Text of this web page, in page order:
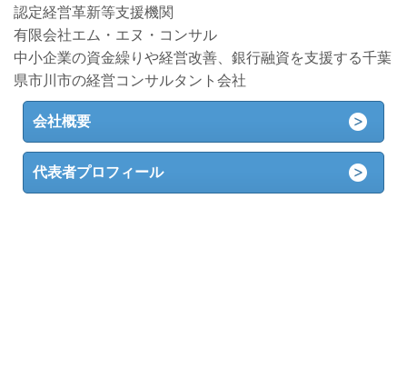
認定経営革新等支援機関
有限会社エム・エヌ・コンサル
中小企業の資金繰りや経営改善、銀行融資を支援する千葉
県市川市の経営コンサルタント会社
会社概要
代表者プロフィール